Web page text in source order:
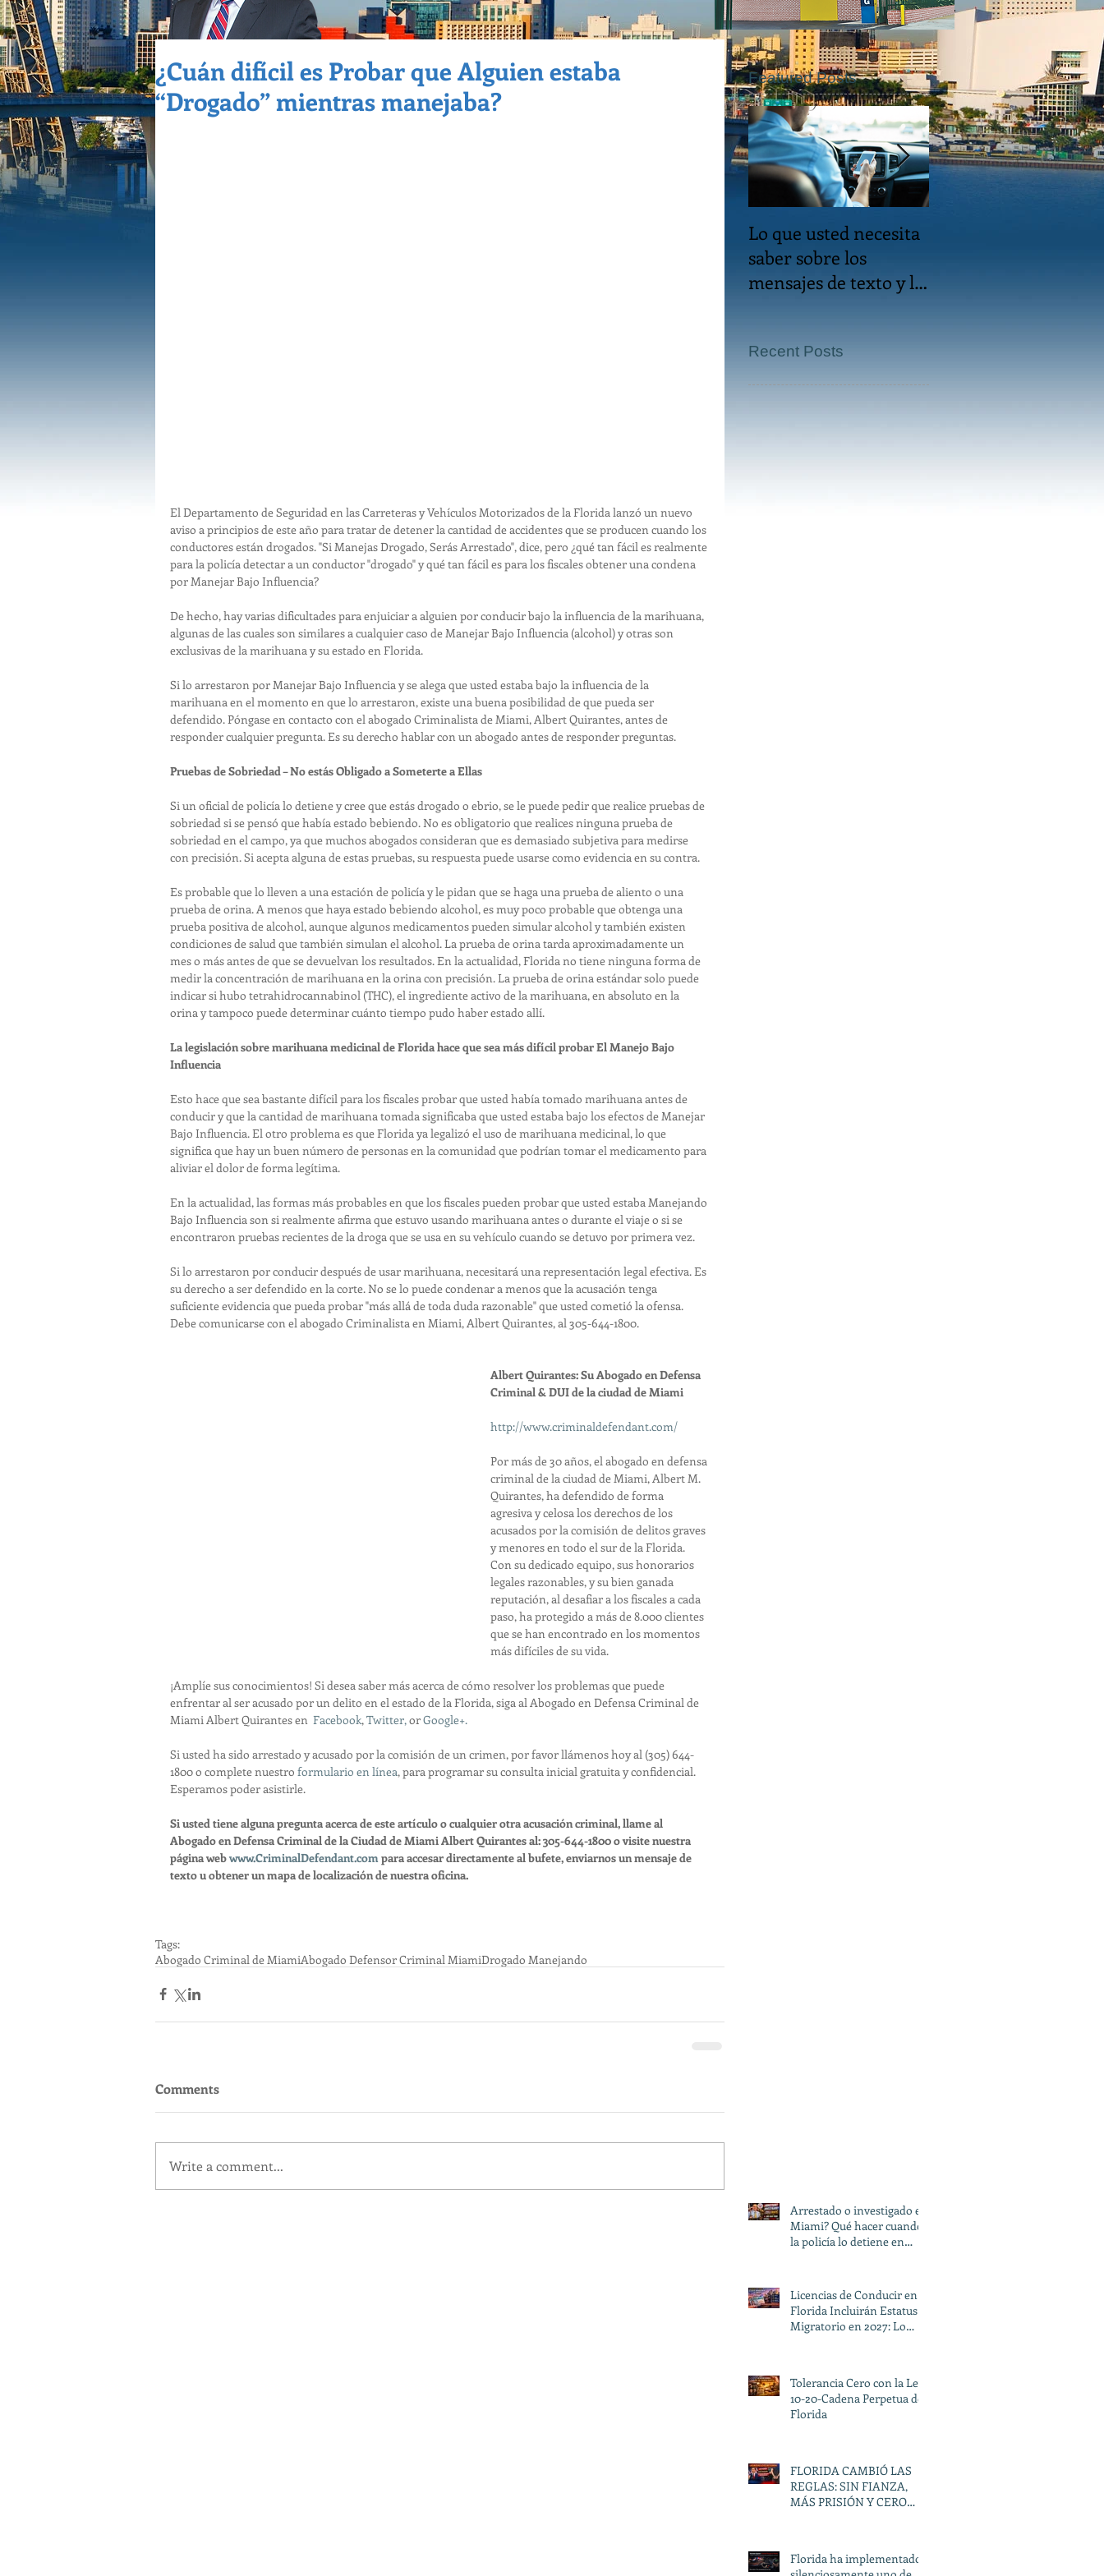
¿Cuán difícil es Probar que Alguien estaba
“Drogado” mientras manejaba?
El Departamento de Seguridad en las Carreteras y Vehículos Motorizados de la Florida lanzó un nuevo
aviso a principios de este año para tratar de detener la cantidad de accidentes que se producen cuando los
conductores están drogados. "Si Manejas Drogado, Serás Arrestado", dice, pero ¿qué tan fácil es realmente
para la policía detectar a un conductor "drogado" y qué tan fácil es para los fiscales obtener una condena
por Manejar Bajo Influencia?
De hecho, hay varias dificultades para enjuiciar a alguien por conducir bajo la influencia de la marihuana,
algunas de las cuales son similares a cualquier caso de Manejar Bajo Influencia (alcohol) y otras son
exclusivas de la marihuana y su estado en Florida.
Si lo arrestaron por Manejar Bajo Influencia y se alega que usted estaba bajo la influencia de la
marihuana en el momento en que lo arrestaron, existe una buena posibilidad de que pueda ser
defendido. Póngase en contacto con el abogado Criminalista de Miami, Albert Quirantes, antes de
responder cualquier pregunta. Es su derecho hablar con un abogado antes de responder preguntas.
Pruebas de Sobriedad – No estás Obligado a Someterte a Ellas
Si un oficial de policía lo detiene y cree que estás drogado o ebrio, se le puede pedir que realice pruebas de
sobriedad si se pensó que había estado bebiendo. No es obligatorio que realices ninguna prueba de
sobriedad en el campo, ya que muchos abogados consideran que es demasiado subjetiva para medirse
con precisión. Si acepta alguna de estas pruebas, su respuesta puede usarse como evidencia en su contra.
Es probable que lo lleven a una estación de policía y le pidan que se haga una prueba de aliento o una
prueba de orina. A menos que haya estado bebiendo alcohol, es muy poco probable que obtenga una
prueba positiva de alcohol, aunque algunos medicamentos pueden simular alcohol y también existen
condiciones de salud que también simulan el alcohol. La prueba de orina tarda aproximadamente un
mes o más antes de que se devuelvan los resultados. En la actualidad, Florida no tiene ninguna forma de
medir la concentración de marihuana en la orina con precisión. La prueba de orina estándar solo puede
indicar si hubo tetrahidrocannabinol (THC), el ingrediente activo de la marihuana, en absoluto en la
orina y tampoco puede determinar cuánto tiempo pudo haber estado allí.
La legislación sobre marihuana medicinal de Florida hace que sea más difícil probar El Manejo Bajo
Influencia
Esto hace que sea bastante difícil para los fiscales probar que usted había tomado marihuana antes de
conducir y que la cantidad de marihuana tomada significaba que usted estaba bajo los efectos de Manejar
Bajo Influencia. El otro problema es que Florida ya legalizó el uso de marihuana medicinal, lo que
significa que hay un buen número de personas en la comunidad que podrían tomar el medicamento para
aliviar el dolor de forma legítima.
En la actualidad, las formas más probables en que los fiscales pueden probar que usted estaba Manejando
Bajo Influencia son si realmente afirma que estuvo usando marihuana antes o durante el viaje o si se
encontraron pruebas recientes de la droga que se usa en su vehículo cuando se detuvo por primera vez.
Si lo arrestaron por conducir después de usar marihuana, necesitará una representación legal efectiva. Es
su derecho a ser defendido en la corte. No se lo puede condenar a menos que la acusación tenga
suficiente evidencia que pueda probar "más allá de toda duda razonable" que usted cometió la ofensa.
Debe comunicarse con el abogado Criminalista en Miami, Albert Quirantes, al 305-644-1800.
Albert Quirantes: Su Abogado en Defensa
Criminal & DUI de la ciudad de Miami
http://www.criminaldefendant.com/
Por más de 30 años, el abogado en defensa
criminal de la ciudad de Miami, Albert M.
Quirantes, ha defendido de forma
agresiva y celosa los derechos de los
acusados por la comisión de delitos graves
y menores en todo el sur de la Florida.
Con su dedicado equipo, sus honorarios
legales razonables, y su bien ganada
reputación, al desafiar a los fiscales a cada
paso, ha protegido a más de 8.000 clientes
que se han encontrado en los momentos
más difíciles de su vida.
¡Amplíe sus conocimientos! Si desea saber más acerca de cómo resolver los problemas que puede
enfrentar al ser acusado por un delito en el estado de la Florida, siga al Abogado en Defensa Criminal de
Miami Albert Quirantes en Facebook, Twitter, or Google+.
Si usted ha sido arrestado y acusado por la comisión de un crimen, por favor llámenos hoy al (305) 644-
1800 o complete nuestro formulario en línea, para programar su consulta inicial gratuita y confidencial.
Esperamos poder asistirle.
Si usted tiene alguna pregunta acerca de este artículo o cualquier otra acusación criminal, llame al
Abogado en Defensa Criminal de la Ciudad de Miami Albert Quirantes al: 305-644-1800 o visite nuestra
página web www.CriminalDefendant.com para accesar directamente al bufete, enviarnos un mensaje de
texto u obtener un mapa de localización de nuestra oficina.
Tags:
Abogado Criminal de MiamiAbogado Defensor Criminal MiamiDrogado Manejando
Comments
Write a comment...
Featured Posts
Lo que usted necesita
saber sobre los
mensajes de texto y la
Recent Posts
Arrestado o investigado en
Miami? Qué hacer cuando
la policía lo detiene en
Licencias de Conducir en
Florida Incluirán Estatus
Migratorio en 2027: Lo
Tolerancia Cero con la Ley
10-20-Cadena Perpetua de
Florida
FLORIDA CAMBIÓ LAS
REGLAS: SIN FIANZA,
MÁS PRISIÓN Y CERO
Florida ha implementado